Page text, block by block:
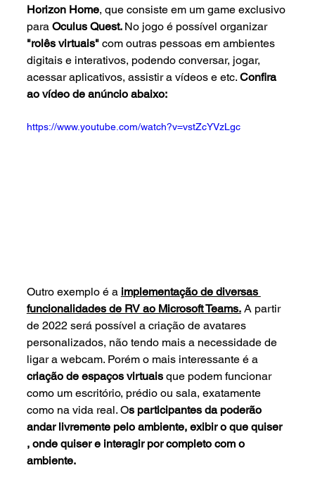
Horizon Home, que consiste em um game exclusivo
para Oculus Quest. No jogo é possível organizar
"rolês virtuais" com outras pessoas em ambientes
digitais e interativos, podendo conversar, jogar,
acessar aplicativos, assistir a vídeos e etc. Confira
ao vídeo de anúncio abaixo:
https://www.youtube.com/watch?v=vstZcYVzLgc
Outro exemplo é a implementação de diversas
funcionalidades de RV ao Microsoft Teams. A partir
de 2022 será possível a criação de avatares
personalizados, não tendo mais a necessidade de
ligar a webcam. Porém o mais interessante é a
criação de espaços virtuais que podem funcionar
como um escritório, prédio ou sala, exatamente
como na vida real. Os participantes da poderão
andar livremente pelo ambiente, exibir o que quiser
, onde quiser e interagir por completo com o
ambiente.